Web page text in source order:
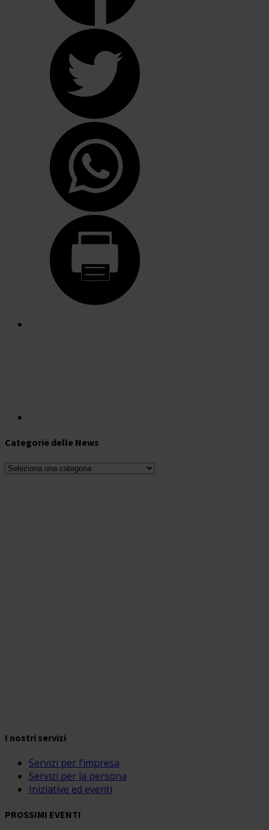
Categorie delle News
Categorie
I nostri servizi
Servizi per l’impresa
Servizi per la persona
Iniziative ed eventi
PROSSIMI EVENTI